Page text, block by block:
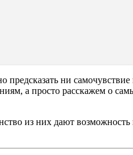
предсказать ни
а просто расскажем о
из них дают возможность